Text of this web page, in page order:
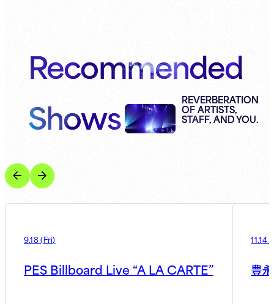
Recommended
Shows
REVERBERATION
OF ARTISTS,
STAFF, AND YOU.
9.18(Fri)
PES Billboard Live “A LA CARTE”
11.14(
豊